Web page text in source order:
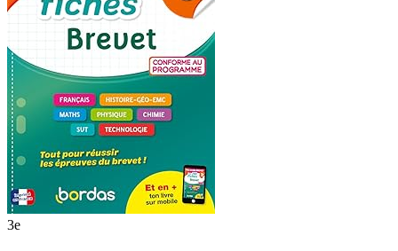
3e